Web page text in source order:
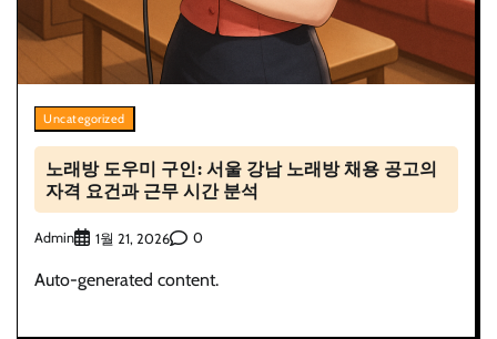
Uncategorized
노래방 도우미 구인: 서울 강남 노래방 채용 공고의
자격 요건과 근무 시간 분석
Admin 1월 21, 2026 0
Auto-generated content.